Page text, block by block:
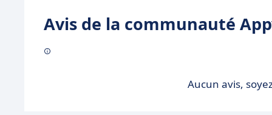
Avis de la communauté
Aucun avis,